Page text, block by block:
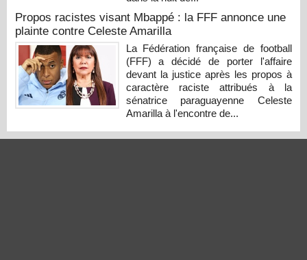
Propos racistes visant Mbappé : la FFF annonce une
plainte contre Celeste Amarilla
La Fédération française de football
(FFF) a décidé de porter l'affaire
devant la justice après les propos à
caractère raciste attribués à la
sénatrice paraguayenne Celeste
Amarilla à l'encontre de...